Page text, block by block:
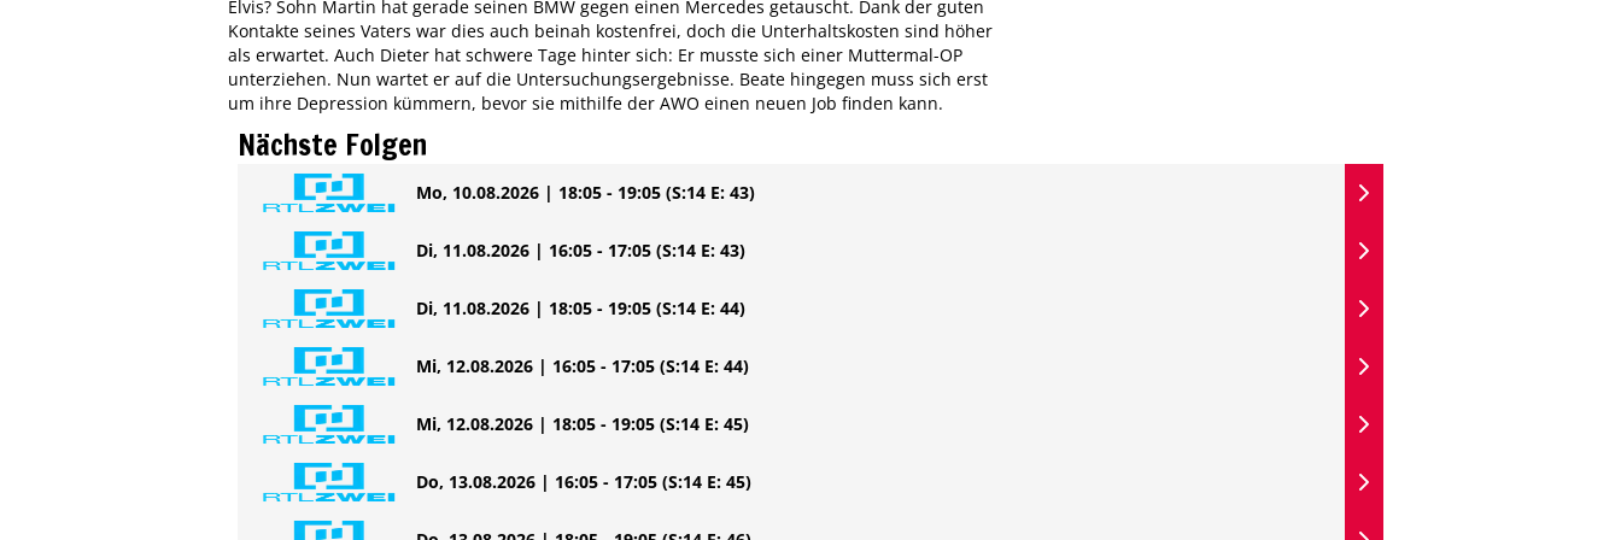
Elvis? Sohn Martin hat gerade seinen BMW gegen einen Mercedes getauscht. Dank der guten
Kontakte seines Vaters war dies auch beinah kostenfrei, doch die Unterhaltskosten sind höher
als erwartet. Auch Dieter hat schwere Tage hinter sich: Er musste sich einer Muttermal-OP
unterziehen. Nun wartet er auf die Untersuchungsergebnisse. Beate hingegen muss sich erst
um ihre Depression kümmern, bevor sie mithilfe der AWO einen neuen Job finden kann.
Nächste Folgen
Mo, 10.08.2026 | 18:05 - 19:05 (S:14 E: 43)
Di, 11.08.2026 | 16:05 - 17:05 (S:14 E: 43)
Di, 11.08.2026 | 18:05 - 19:05 (S:14 E: 44)
Mi, 12.08.2026 | 16:05 - 17:05 (S:14 E: 44)
Mi, 12.08.2026 | 18:05 - 19:05 (S:14 E: 45)
Do, 13.08.2026 | 16:05 - 17:05 (S:14 E: 45)